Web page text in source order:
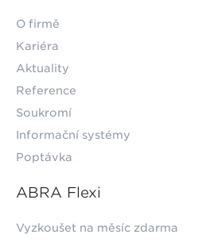
O firmě
Kariéra
Aktuality
Reference
Soukromí
Informační systémy
Poptávka
ABRA Flexi
Vyzkoušet na měsíc zdarma